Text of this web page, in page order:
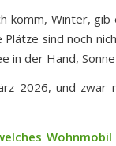
Winter, gib
sind noch
in der Hand,
2026, und zwar
Wohnmobil